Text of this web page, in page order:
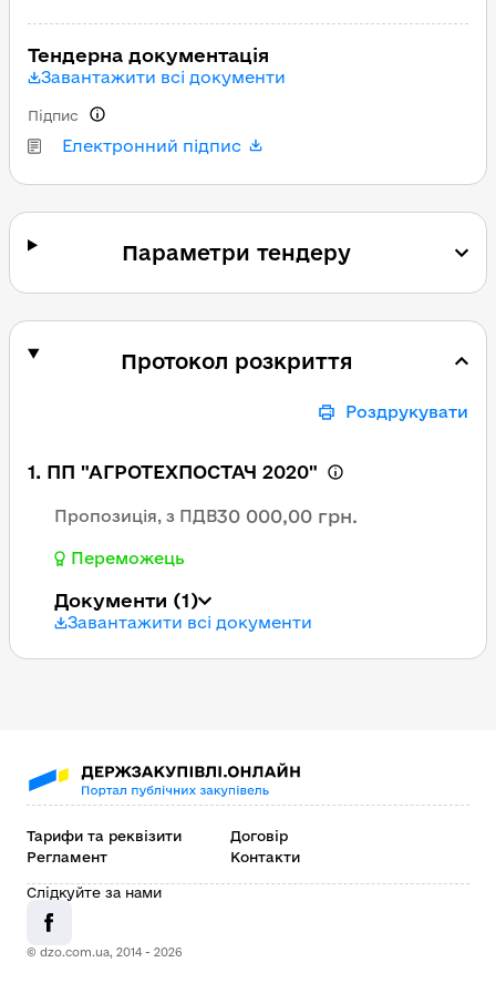
Тендерна документація
Завантажити всі документи
Електронний підпис
Підпис
Параметри тендеру
Протокол розкриття
Роздрукувати
1. ПП "АГРОТЕХПОСТАЧ 2020"
Пропозиція, з ПДВ30 000,00 грн.
Переможець
Документи (1)
Завантажити всі документи
Тарифи та реквізити
Договір
Регламент
Контакти
© dzo.com.ua, 2014 - 2026
Слідкуйте за нами